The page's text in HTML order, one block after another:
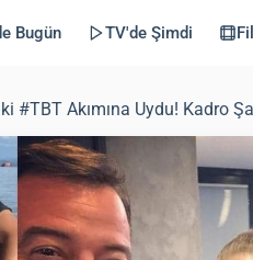
Bugün TV'de Şimdi
#TBT Akımına Uydu! Kadro